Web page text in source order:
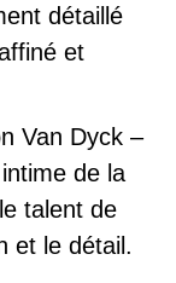
détaillé
et
Van Dyck –
de la
talent de
et le détail.